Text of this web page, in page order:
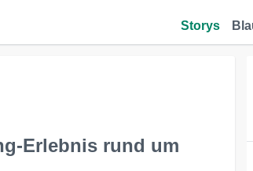
Storys
Erlebnis rund um